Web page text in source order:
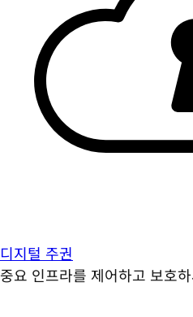
디지털 주권
중요 인프라를 제어하고 보호